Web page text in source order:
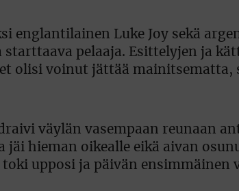
englantilainen Luke Joy sekä
starttaava pelaaja. Esittelyjen ja
olisi voinut jättää mainitsematta,
väylän vasempaan reunaan
hieman oikealle eikä aivan
upposi ja päivän ensimmäinen